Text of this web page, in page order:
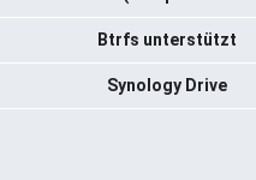
Btrfs unterstützt
Synology Drive